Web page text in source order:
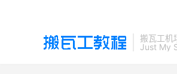
搬瓦工机
Just My